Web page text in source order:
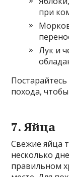
при
Лук и
похода,
7. Яйца
Свежие яйца
несколько
правильном